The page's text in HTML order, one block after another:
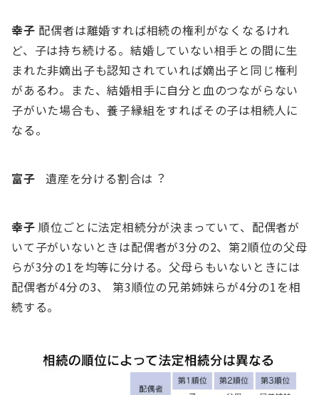
幸⼦ 配偶者は離婚すれば相続の権利がなくなるけれ
ど、⼦は持ち続ける。結婚していない相⼿との間に⽣
まれた⾮嫡出⼦も認知されていれば嫡出⼦と同じ権利
があるわ。また、結婚相⼿に⾃分と⾎のつながらない
⼦がいた場合も、養⼦縁組をすればその⼦は相続⼈に
なる。
富⼦ 遺産を分ける割合は︖
幸⼦順位ごとに法定相続分が決まっていて、配偶者が
いて⼦がいないときは配偶者が3分の2、第2順位の⽗⺟
らが3分の1を均等に分ける。⽗⺟らもいないときには
配偶者が4分の3、 第3順位の兄弟姉妹らが4分の1を相
続する。